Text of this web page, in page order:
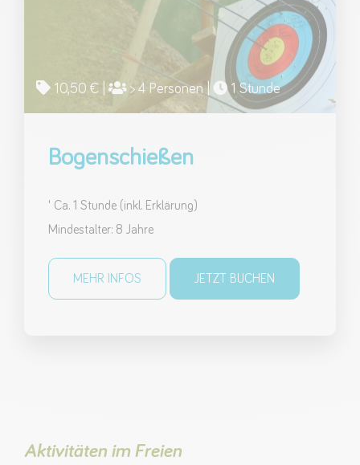
10,50 € | > 4 Personen | 1 Stunde
Bogenschießen
' Ca. 1 Stunde (inkl. Erklärung)
Mindestalter: 8 Jahre
MEHR INFOS JETZT BUCHEN
Aktivitäten im Freien